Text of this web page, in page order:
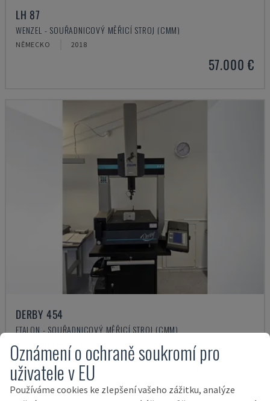
LH 87
WENZEL - SOUŘADNICOVÝ MĚŘICÍ STROJ (CMM)
NĚMECKO 2018
57.000 €
DERBY 454
ETALON - SOUŘADNICOVÝ MĚŘICÍ STROJ (CMM)
DÁNSKO 2001
7.000 €
Oznámení o ochraně soukromí pro
uživatele v EU
Používáme cookies ke zlepšení vašeho zážitku, analýze